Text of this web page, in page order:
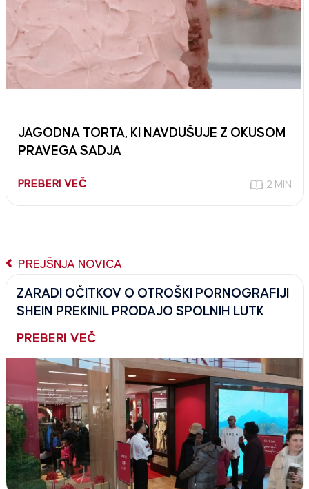
JAGODNA TORTA, KI NAVDUŠUJE Z OKUSOM
PRAVEGA SADJA
PREBERI VEČ 2 MIN
PREJŠNJA NOVICA
ZARADI OČITKOV O OTROŠKI PORNOGRAFIJI
SHEIN PREKINIL PRODAJO SPOLNIH LUTK
PREBERI VEČ